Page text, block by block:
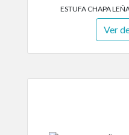
ESTUFA CHAPA
Ver